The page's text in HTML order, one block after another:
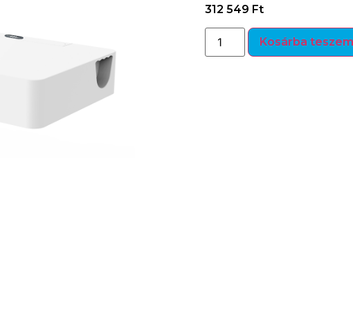
312 549 Ft
Kosárba